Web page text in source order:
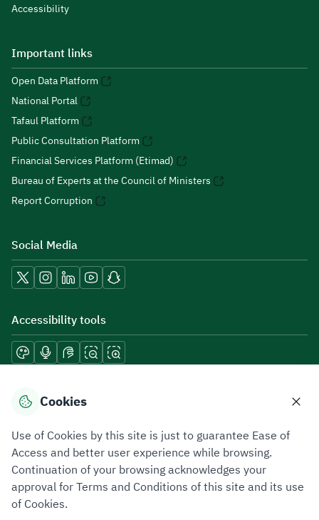
Accessibility
Important links
Open Data Platform
National Portal
Tafaul Platform
Public Consultation Platform
Financial Services Platform (Etimad)
Bureau of Experts at the Council of Ministers
Report Corruption
Social Media
Accessibility tools
Download mobile applications
Privacy PolicyTerms of UseSite Map
Cookies
Use of Cookies by this site is just to guarantee Ease of
Access and better user experience while browsing.
Continuation of your browsing acknowledges your
approval for Terms and Conditions of this site and its use
of Cookies.